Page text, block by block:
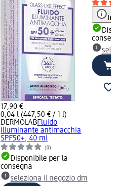
17,90 €
0,04 l (447,50 € / 1 l)
DERMOLABFluido
illuminante antimacchia
SPF50+, 40 ml
(0)
Disponibile per la
consegna
seleziona il negozio dm